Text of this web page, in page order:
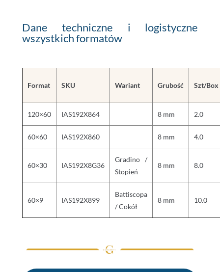
Dane techniczne i logistyczne
wszystkich formatów
Format SKU Wariant Grubość Szt/Box
120×60 IAS192X864 8 mm 2.0
60×60 IAS192X860 8 mm 4.0
60×30 IAS192X8G36
Gradino /
Stopień
8 mm 8.0
60×9 IAS192X899
Battiscopa
/ Cokół
8 mm 10.0